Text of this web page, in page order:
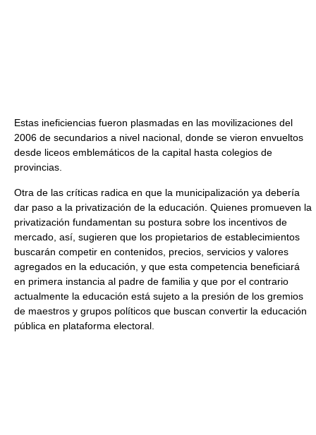
Estas ineficiencias fueron plasmadas en las movilizaciones del
2006 de secundarios a nivel nacional, donde se vieron envueltos
desde liceos emblemáticos de la capital hasta colegios de
provincias.
Otra de las críticas radica en que la municipalización ya debería
dar paso a la privatización de la educación. Quienes promueven la
privatización fundamentan su postura sobre los incentivos de
mercado, así, sugieren que los propietarios de establecimientos
buscarán competir en contenidos, precios, servicios y valores
agregados en la educación, y que esta competencia beneficiará
en primera instancia al padre de familia y que por el contrario
actualmente la educación está sujeto a la presión de los gremios
de maestros y grupos políticos que buscan convertir la educación
pública en plataforma electoral.